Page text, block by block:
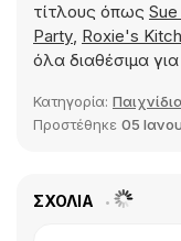
τίτλους όπως
Party, Roxie's
όλα διαθέσιμα
Κατηγορία:
Προστέθηκε 05
ΣΧΌΛΙΑ